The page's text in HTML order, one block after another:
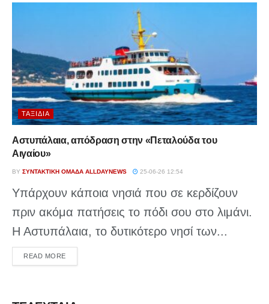
ΤΑΞΊΔΙΑ
Αστυπάλαια, απόδραση στην «Πεταλούδα του
Αιγαίου»
BY ΣΥΝΤΑΚΤΙΚΉ ΟΜΆΔΑ ALLDAYNEWS 25-06-26 12:54
Υπάρχουν κάποια νησιά που σε κερδίζουν
πριν ακόμα πατήσεις το πόδι σου στο λιμάνι.
Η Αστυπάλαια, το δυτικότερο νησί των...
READ MOREDETAILS